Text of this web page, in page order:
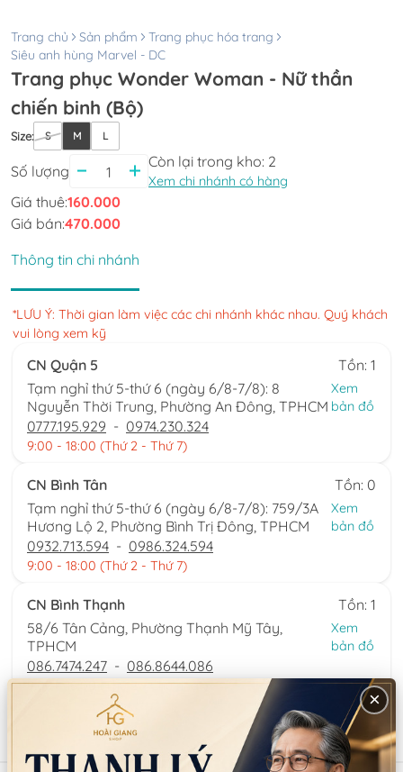
Trang chủ Sản phẩm
Trang phục hóa trang
Siêu anh hùng Marvel - DC
Trang phục Wonder Woman - Nữ thần
chiến binh (Bộ)
Size: S M L
Số lượng
Còn lại trong kho: 2
Xem chi nhánh có hàng
Giá thuê:160.000
Giá bán:470.000
Thông tin chi nhánh
*LƯU Ý: Thời gian làm việc các chi nhánh khác nhau. Quý khách
vui lòng xem kỹ
CN Quận 5
Tồn: 1
Tạm nghỉ thứ 5-thứ 6 (ngày 6/8-7/8): 8
Nguyễn Thời Trung, Phường An Đông, TPHCM
Xem
bản đồ
0777.195.929 - 0974.230.324
9:00 - 18:00 (Thứ 2 - Thứ 7)
CN Bình Tân
Tồn: 0
Tạm nghỉ thứ 5-thứ 6 (ngày 6/8-7/8): 759/3A
Hương Lộ 2, Phường Bình Trị Đông, TPHCM
Xem
bản đồ
0932.713.594 - 0986.324.594
9:00 - 18:00 (Thứ 2 - Thứ 7)
CN Bình Thạnh
Tồn: 1
58/6 Tân Cảng, Phường Thạnh Mỹ Tây,
TPHCM
Xem
bản đồ
086.7474.247 - 086.8644.086
9:00 - 18:00 (Thứ 2 - Chủ nhật)
Sản phẩm tương tự
×